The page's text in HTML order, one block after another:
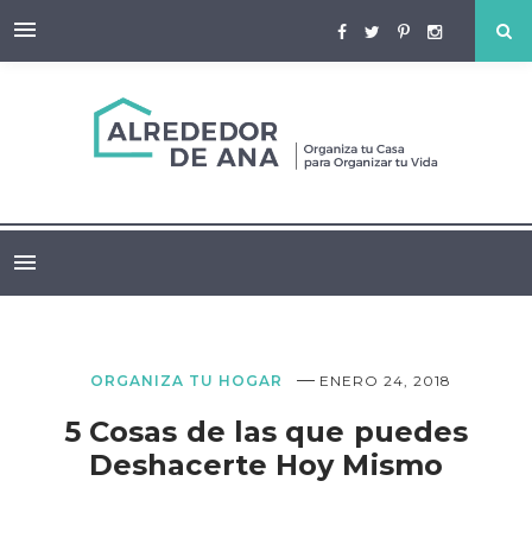
ORGANIZA TU HOGAR — ENERO 24, 2018
5 Cosas de las que puedes
Deshacerte Hoy Mismo